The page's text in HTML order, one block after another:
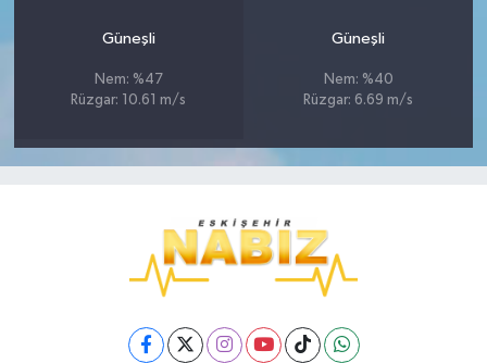
Güneşli
Nem: %47
Rüzgar: 10.61 m/s
Güneşli
Nem: %40
Rüzgar: 6.69 m/s